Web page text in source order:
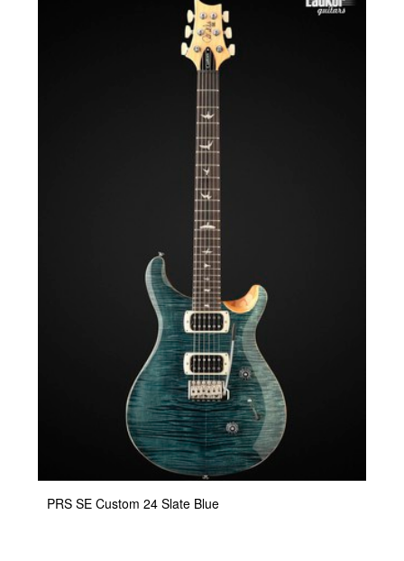
PRS SE Custom 24 Slate Blue